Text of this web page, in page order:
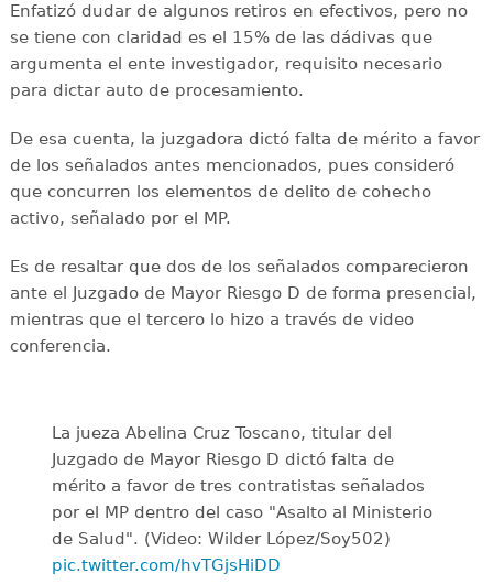
Enfatizó dudar de algunos retiros en efectivos, pero no
se tiene con claridad es el 15% de las dádivas que
argumenta el ente investigador, requisito necesario
para dictar auto de procesamiento.
De esa cuenta, la juzgadora dictó falta de mérito a favor
de los señalados antes mencionados, pues consideró
que concurren los elementos de delito de cohecho
activo, señalado por el MP.
Es de resaltar que dos de los señalados comparecieron
ante el Juzgado de Mayor Riesgo D de forma presencial,
mientras que el tercero lo hizo a través de video
conferencia.
La jueza Abelina Cruz Toscano, titular del
Juzgado de Mayor Riesgo D dictó falta de
mérito a favor de tres contratistas señalados
por el MP dentro del caso "Asalto al Ministerio
de Salud". (Video: Wilder López/Soy502)
pic.twitter.com/hvTGjsHiDD